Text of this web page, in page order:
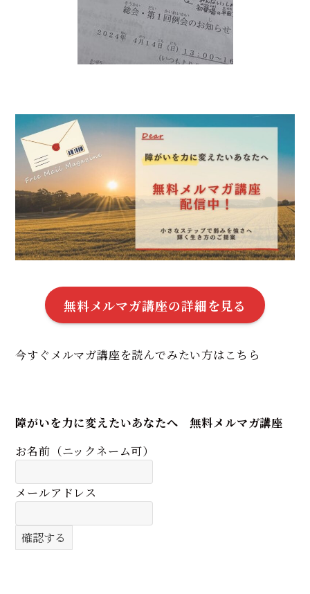
無料メルマガ講座の詳細を見る
今すぐメルマガ講座を読んでみたい方はこちら
障がいを力に変えたいあなたへ 無料メルマガ講座
お名前（ニックネーム可）
メールアドレス